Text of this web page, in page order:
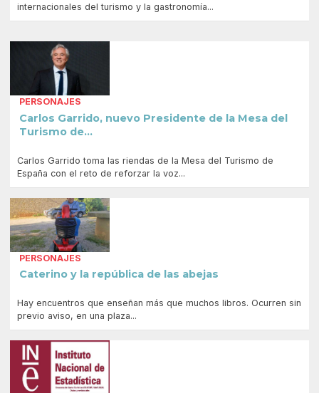
internacionales del turismo y la gastronomía...
PERSONAJES
Carlos Garrido, nuevo Presidente de la Mesa del
Turismo de...
Carlos Garrido toma las riendas de la Mesa del Turismo de
España con el reto de reforzar la voz...
PERSONAJES
Caterino y la república de las abejas
Hay encuentros que enseñan más que muchos libros. Ocurren sin
previo aviso, en una plaza...